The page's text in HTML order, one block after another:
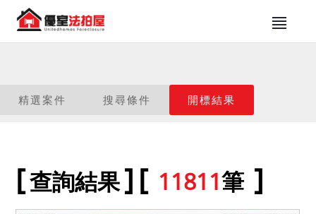
精選案件 搜尋條件 開標結果
查詢結果 11811筆